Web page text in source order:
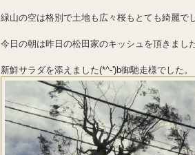
緑山の空は格別で土地も広々桜もとても綺麗で
今日の朝は昨日の松田家のキッシュを頂きました
新鮮サラダを添えました(*^-')b御馳走様でした。